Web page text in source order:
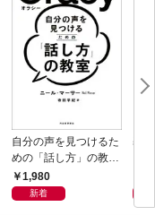
自分の声を見つけるた
めの「話し方」の教
室 Ｏｒａｃｙ（オラ
シー）
1,980
新着
基